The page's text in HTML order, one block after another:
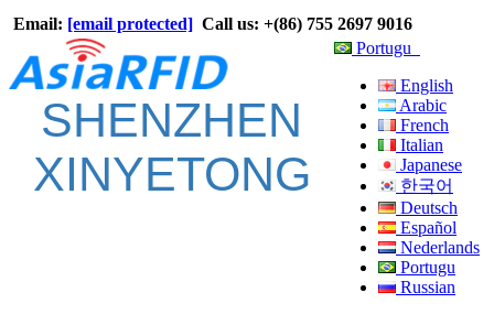
Email: [email protected] Call us: +(86) 755 2697 9016
Portugu
English
Arabic
French
Italian
Japanese
한국어
Deutsch
Español
Nederlands
Portugu
Russian
SHENZHEN
XINYETONG